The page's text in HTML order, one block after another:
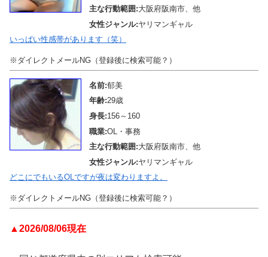
主な行動範囲:大阪府阪南市、他
女性ジャンル:ヤリマンギャル
いっぱい性感帯があります（笑）
※ダイレクトメールNG（登録後に検索可能？）
名前:郁美
年齢:29歳
身長:156～160
職業:OL・事務
主な行動範囲:大阪府阪南市、他
女性ジャンル:ヤリマンギャル
どこにでもいるOLですが夜は変わりますよ。
※ダイレクトメールNG（登録後に検索可能？）
▲2026/08/06現在